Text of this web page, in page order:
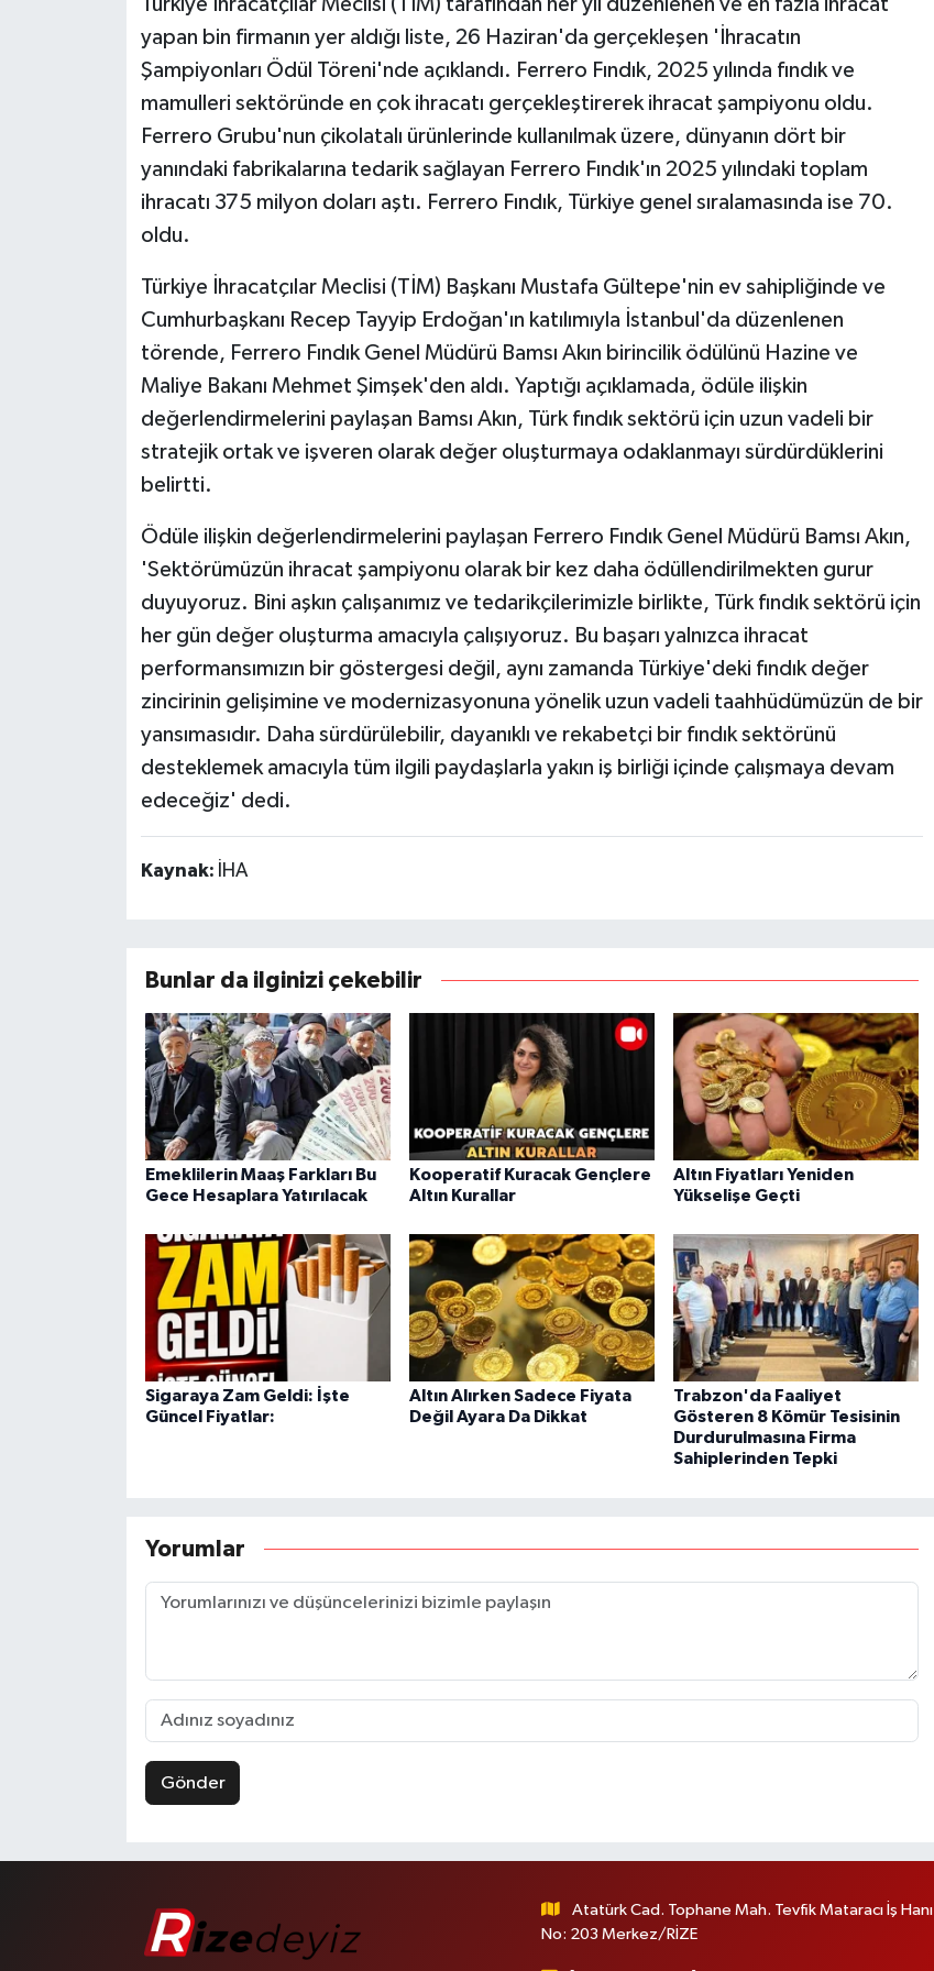
Türkiye İhracatçılar Meclisi (TİM) tarafından her yıl düzenlenen ve en fazla ihracat
yapan bin firmanın yer aldığı liste, 26 Haziran'da gerçekleşen 'İhracatın
Şampiyonları Ödül Töreni'nde açıklandı. Ferrero Fındık, 2025 yılında fındık ve
mamulleri sektöründe en çok ihracatı gerçekleştirerek ihracat şampiyonu oldu.
Ferrero Grubu'nun çikolatalı ürünlerinde kullanılmak üzere, dünyanın dört bir
yanındaki fabrikalarına tedarik sağlayan Ferrero Fındık'ın 2025 yılındaki toplam
ihracatı 375 milyon doları aştı. Ferrero Fındık, Türkiye genel sıralamasında ise 70.
oldu.
Türkiye İhracatçılar Meclisi (TİM) Başkanı Mustafa Gültepe'nin ev sahipliğinde ve
Cumhurbaşkanı Recep Tayyip Erdoğan'ın katılımıyla İstanbul'da düzenlenen
törende, Ferrero Fındık Genel Müdürü Bamsı Akın birincilik ödülünü Hazine ve
Maliye Bakanı Mehmet Şimşek'den aldı. Yaptığı açıklamada, ödüle ilişkin
değerlendirmelerini paylaşan Bamsı Akın, Türk fındık sektörü için uzun vadeli bir
stratejik ortak ve işveren olarak değer oluşturmaya odaklanmayı sürdürdüklerini
belirtti.
Ödüle ilişkin değerlendirmelerini paylaşan Ferrero Fındık Genel Müdürü Bamsı Akın,
'Sektörümüzün ihracat şampiyonu olarak bir kez daha ödüllendirilmekten gurur
duyuyoruz. Bini aşkın çalışanımız ve tedarikçilerimizle birlikte, Türk fındık sektörü için
her gün değer oluşturma amacıyla çalışıyoruz. Bu başarı yalnızca ihracat
performansımızın bir göstergesi değil, aynı zamanda Türkiye'deki fındık değer
zincirinin gelişimine ve modernizasyonuna yönelik uzun vadeli taahhüdümüzün de bir
yansımasıdır. Daha sürdürülebilir, dayanıklı ve rekabetçi bir fındık sektörünü
desteklemek amacıyla tüm ilgili paydaşlarla yakın iş birliği içinde çalışmaya devam
edeceğiz' dedi.
Kaynak: İHA
Bunlar da ilginizi çekebilir
Emeklilerin Maaş Farkları Bu
Gece Hesaplara Yatırılacak
Kooperatif Kuracak Gençlere
Altın Kurallar
Altın Fiyatları Yeniden
Yükselişe Geçti
Sigaraya Zam Geldi: İşte
Güncel Fiyatlar:
Altın Alırken Sadece Fiyata
Değil Ayara Da Dikkat
Trabzon'da Faaliyet
Gösteren 8 Kömür Tesisinin
Durdurulmasına Firma
Sahiplerinden Tepki
Yorumlar
Gönder
Atatürk Cad. Tophane Mah. Tevfik Mataracı İş Hanı
No: 203 Merkez/RİZE